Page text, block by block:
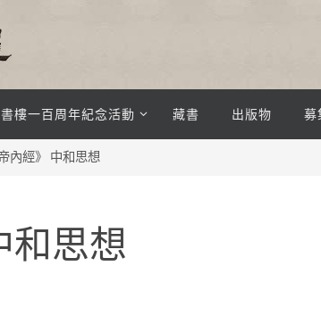
樓一百周年紀念活動 藏書 出版物 募
內經》 中和思想
和思想